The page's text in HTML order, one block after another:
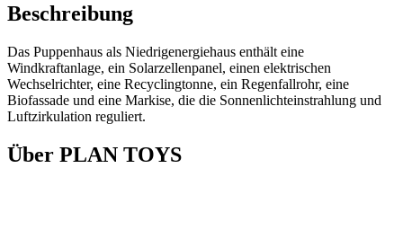
Beschreibung
Das Puppenhaus als Niedrigenergiehaus enthält eine
Windkraftanlage, ein Solarzellenpanel, einen elektrischen
Wechselrichter, eine Recyclingtonne, ein Regenfallrohr, eine
Biofassade und eine Markise, die die Sonnenlichteinstrahlung und
Luftzirkulation reguliert.
Über PLAN TOYS